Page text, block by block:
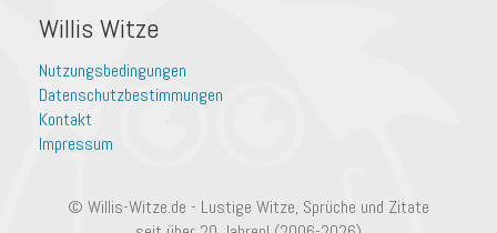
Willis Witze
Nutzungsbedingungen
Datenschutzbestimmungen
Kontakt
Impressum
© Willis-Witze.de - Lustige Witze, Sprüche und Zitate